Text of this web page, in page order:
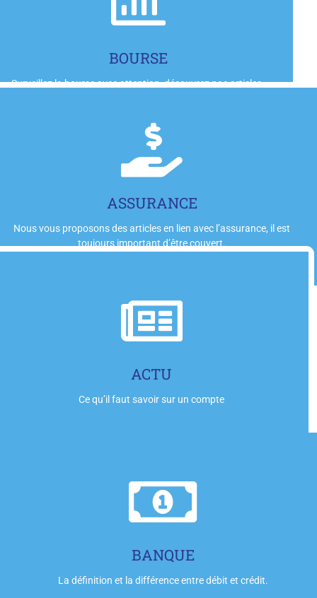
BOURSE
Surveillez la bourse avec attention, découvrez nos articles.
ASSURANCE
Nous vous proposons des articles en lien avec l’assurance, il est
toujours important d’être couvert.
ACTU
Ce qu’il faut savoir sur un compte
BANQUE
La définition et la différence entre débit et crédit.